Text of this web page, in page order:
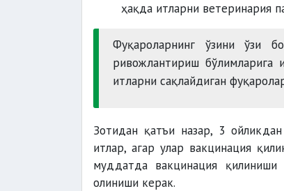
ҳақда итларни ветеринария
Фуқароларнинг ўзини ўзи
ривожлантириш бўлимларига
итларни сақлайдиган
Зотидан қатъи назар, 3
итлар, агар улар вакцинация
муддатда вакцинация
олиниши керак.